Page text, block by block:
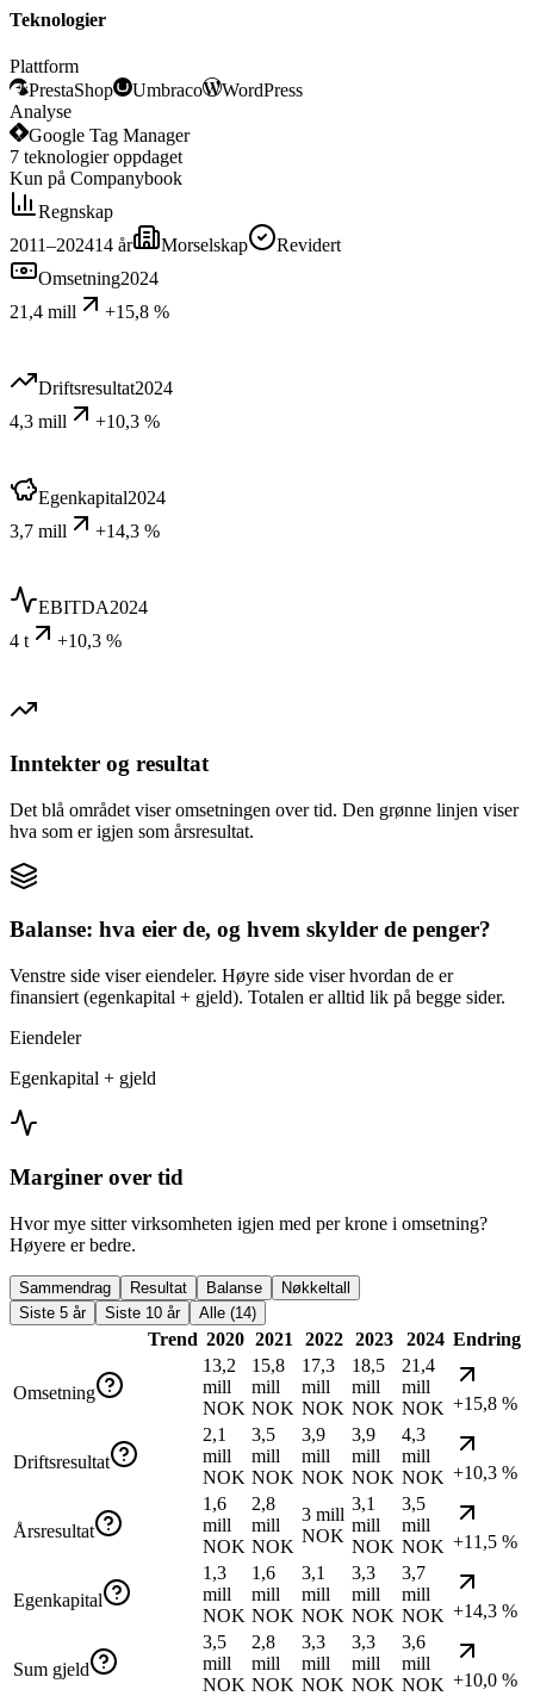
Teknologier
Plattform
PrestaShop
Umbraco
WordPress
Analyse
Google Tag Manager
7 teknologier oppdaget
Kun på Companybook
Regnskap
2011–202414 år Morselskap
Revidert
Omsetning2024
21,4 mill
+15,8 %
Driftsresultat2024
4,3 mill
+10,3 %
Egenkapital2024
3,7 mill
+14,3 %
EBITDA2024
4 t
+10,3 %
Inntekter og resultat
Det blå området viser omsetningen over tid. Den grønne linjen viser
hva som er igjen som årsresultat.
Balanse: hva eier de, og hvem skylder de penger?
Venstre side viser eiendeler. Høyre side viser hvordan de er
finansiert (egenkapital + gjeld). Totalen er alltid lik på begge sider.
Eiendeler
Egenkapital + gjeld
Marginer over tid
Hvor mye sitter virksomheten igjen med per krone i omsetning?
Høyere er bedre.
Sammendrag Resultat Balanse
Nøkkeltall
Siste 5 år
Siste 10 år Alle (14)
Trend 2020 2021 2022 2023 2024 Endring
Omsetning
13,2
mill
NOK
15,8
mill
NOK
17,3
mill
NOK
18,5
mill
NOK
21,4
mill
NOK +15,8 %
Driftsresultat
2,1
mill
NOK
3,5
mill
NOK
3,9
mill
NOK
3,9
mill
NOK
4,3
mill
NOK +10,3 %
Årsresultat
1,6
mill
NOK
2,8
mill
NOK
3 mill
NOK
3,1
mill
NOK
3,5
mill
NOK +11,5 %
Egenkapital
1,3
mill
NOK
1,6
mill
NOK
3,1
mill
NOK
3,3
mill
NOK
3,7
mill
NOK +14,3 %
Sum gjeld
3,5
mill
NOK
2,8
mill
NOK
3,3
mill
NOK
3,3
mill
NOK
3,6
mill
NOK +10,0 %